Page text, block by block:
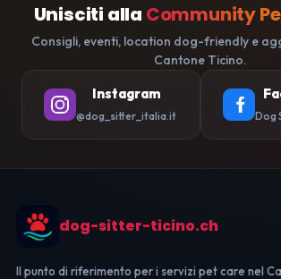
Unisciti alla Community
Consigli, eventi, location dog-friendly e
Cantone Ticino.
Instagram
@dog_sitter_italia.it Dog
dog-sitter-ticino.ch
Il punto di riferimento per i servizi pet care nel